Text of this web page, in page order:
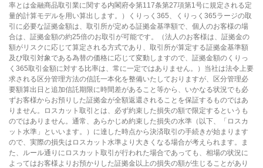
率とは金融商品取引業に関する内閣府令第117条第27項第1号に規定される定
量的計算モデルを用い算出します。）くりっく365、くりっく365ラージの取
引に必要な証拠金額は、取引所が定める証拠金基準額で、個人のお客様の場
合は、証拠金額の約25倍のお取引が可能です。（法人のお客様は、証拠金の
額がリスクに応じて算定される方式であり、取引所が算定する証拠金基準額
及び取引対象である為替の価格に応じて変動しますので、証拠金額のくりっ
く365取引金額に対する比率は、常に一定ではありません。）当社は法令上要
求される区分管理方法の信託一本化を整備いたしておりますが、区分管理必
要額算出日と追加信託期限に時間差があること等から、いかなる状況でも必
ずお客様からお預りした証拠金が全額返還されることを保証するものではあ
りません。ロスカット取引とは、必ず約束した損失の額で限定するというも
のではありません。通常、あらかじめ約束した損失の水準（以下、「ロスカ
ット水準」といいます。）に達した時点から決済取引の手続きが始まります
ので、実際の損失はロスカット水準より大きくなる場合が考えられます。ま
た、ルール通りにロスカット取引が行われた場合であっても、相場の状況に
よってはお客様よりお預かりした証拠金以上の損失の額が生じることがあり